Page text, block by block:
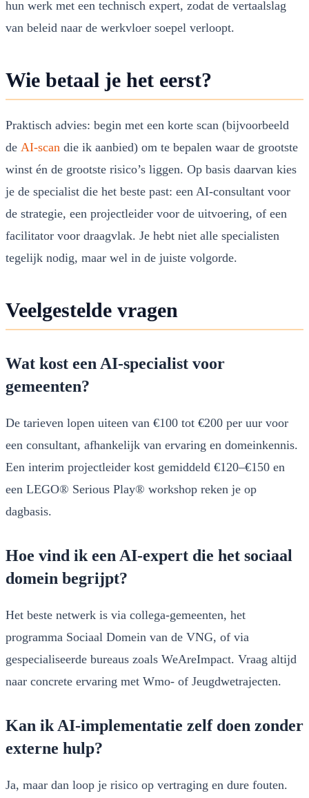
hun werk met een technisch expert, zodat de vertaalslag
van beleid naar de werkvloer soepel verloopt.
Wie betaal je het eerst?
Praktisch advies: begin met een korte scan (bijvoorbeeld
de AI-scan die ik aanbied) om te bepalen waar de grootste
winst én de grootste risico’s liggen. Op basis daarvan kies
je de specialist die het beste past: een AI-consultant voor
de strategie, een projectleider voor de uitvoering, of een
facilitator voor draagvlak. Je hebt niet alle specialisten
tegelijk nodig, maar wel in de juiste volgorde.
Veelgestelde vragen
Wat kost een AI-specialist voor
gemeenten?
De tarieven lopen uiteen van €100 tot €200 per uur voor
een consultant, afhankelijk van ervaring en domeinkennis.
Een interim projectleider kost gemiddeld €120–€150 en
een LEGO® Serious Play® workshop reken je op
dagbasis.
Hoe vind ik een AI-expert die het sociaal
domein begrijpt?
Het beste netwerk is via collega-gemeenten, het
programma Sociaal Domein van de VNG, of via
gespecialiseerde bureaus zoals WeAreImpact. Vraag altijd
naar concrete ervaring met Wmo- of Jeugdwetrajecten.
Kan ik AI-implementatie zelf doen zonder
externe hulp?
Ja, maar dan loop je risico op vertraging en dure fouten.